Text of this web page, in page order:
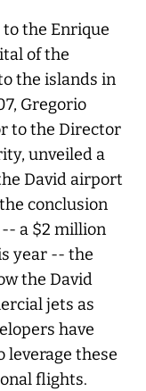
the Enrique
of the
the islands in
Gregorio
to the Director
unveiled a
David airport
conclusion
a $2 million
year -- the
the David
jets as
have
leverage these
flights.